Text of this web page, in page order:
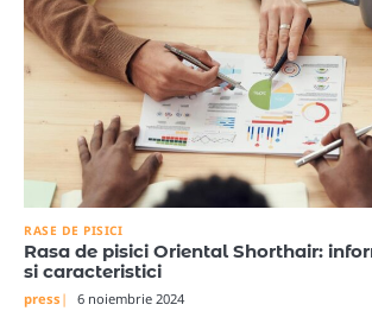
RASE DE PISICI
Rasa de pisici Oriental Shorthair:
si caracteristici
press 6 noiembrie 2024